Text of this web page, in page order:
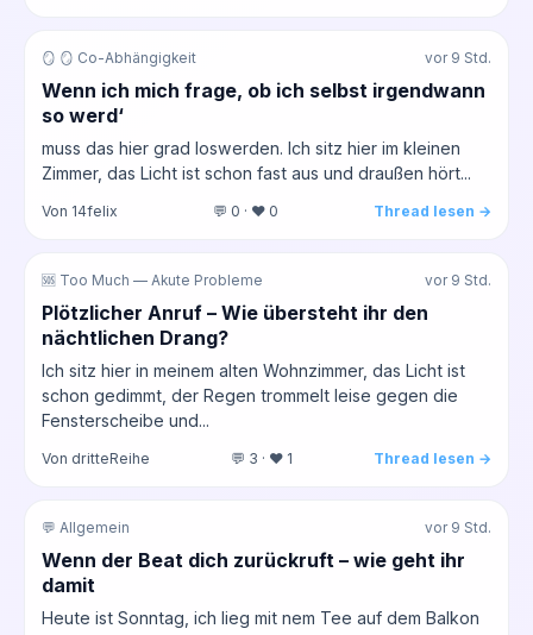
🪞 🪞 Co-Abhängigkeit vor 9 Std.
Wenn ich mich frage, ob ich selbst irgendwann
so werd‘
muss das hier grad loswerden. Ich sitz hier im kleinen
Zimmer, das Licht ist schon fast aus und draußen hört...
Von 14felix 💬 0 · ❤️ 0 Thread lesen →
🆘 Too Much — Akute Probleme vor 9 Std.
Plötzlicher Anruf – Wie übersteht ihr den
nächtlichen Drang?
Ich sitz hier in meinem alten Wohnzimmer, das Licht ist
schon gedimmt, der Regen trommelt leise gegen die
Fensterscheibe und...
Von dritteReihe 💬 3 · ❤️ 1 Thread lesen →
💬 Allgemein vor 9 Std.
Wenn der Beat dich zurückruft – wie geht ihr
damit
Heute ist Sonntag, ich lieg mit nem Tee auf dem Balkon